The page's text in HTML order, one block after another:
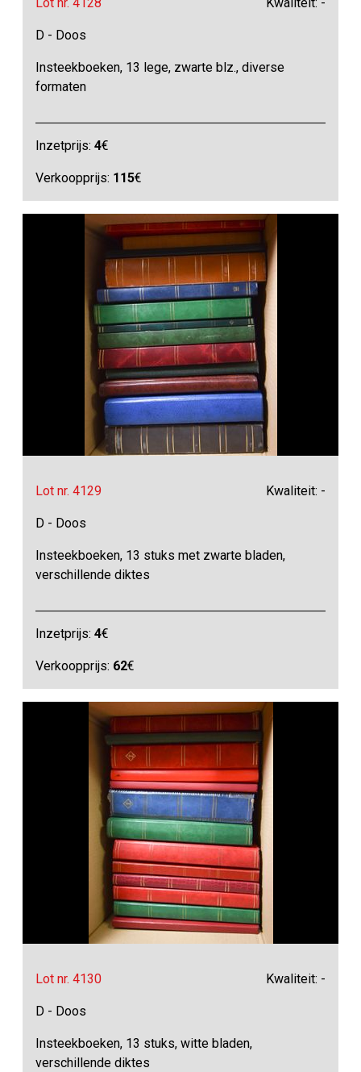
D - Doos
Insteekboeken, 13 lege, zwarte blz., diverse
formaten
Inzetprijs:4€
Verkoopprijs: 115€
Lot nr. 4129 Kwaliteit: -
D - Doos
Insteekboeken, 13 stuks met zwarte bladen,
verschillende diktes
Inzetprijs:4€
Verkoopprijs: 62€
Lot nr. 4130 Kwaliteit: -
D - Doos
Insteekboeken, 13 stuks, witte bladen,
verschillende diktes